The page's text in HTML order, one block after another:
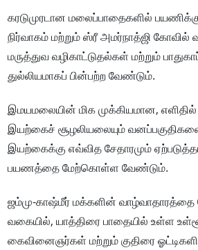
கரடுமுரடான மலைப்பாதைகளில்
நிர்வாகம் மற்றும் ஸ்ரீ அமர்நாத்ஜி கோவில்
மருத்துவ வழிகாட்டுதல்கள் மற்றும்
துல்லியமாகப் பின்பற்ற வேண்டும்.
இமயமலையின் மிக முக்கியமான, எளிதில்
இயற்கைச் சூழலியலையும்
இயற்கைக்கு எவ்வித சேதாரமும்
பயணத்தை மேற்கொள்ள வேண்டும்.
ஜம்மு-காஷ்மீர் மக்களின் வாழ்வாதாரத்தை
வகையில், யாத்திரை பாதையில் உள்ள
கைவினைஞர்கள் மற்றும் குதிரை